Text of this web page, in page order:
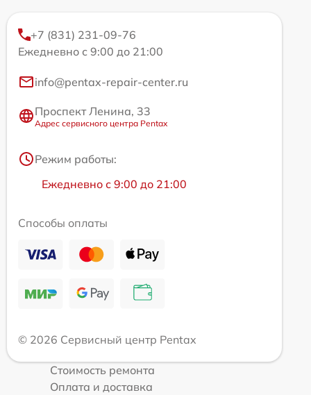
+7 (831) 231-09-76
Ежедневно с 9:00 до 21:00
info@pentax-repair-center.ru
Проспект Ленина, 33
Адрес сервисного центра Pentax
Режим работы:
Ежедневно с 9:00 до 21:00
Способы оплаты
© 2026 Сервисный центр Pentax
Стоимость ремонта
Оплата и доставка